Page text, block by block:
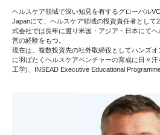
ヘルスケア領域で深い知見を有するグローバル
Japanにて、ヘルスケア領域の投資責任者として
式会社では長年に渡り米国・アジア・日本にて
営の経験をもつ。
現在は、複数投資先の社外取締役としてハンズ
に羽ばたくヘルスケアベンチャーの育成に日々
工学)、INSEAD Executive Educational